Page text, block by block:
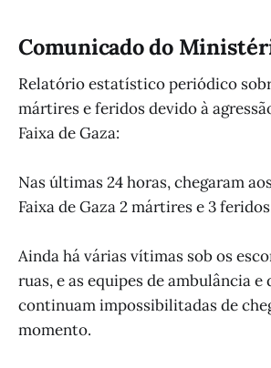
Comunicado do
Relatório estatístico periódico
mártires e feridos devido à
Faixa de Gaza:
Nas últimas 24 horas, chegaram
Faixa de Gaza 2 mártires e 3
Ainda há várias vítimas sob os
ruas, e as equipes de ambulância e
continuam impossibilitadas de
momento.